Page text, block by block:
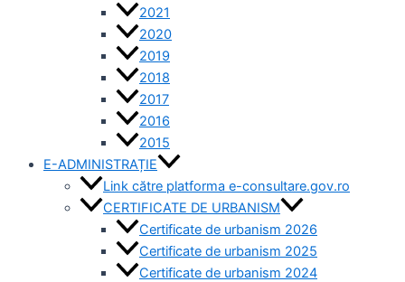
2021
2020
2019
2018
2017
2016
2015
E-ADMINISTRAȚIE
Link către platforma e-consultare.gov.ro
CERTIFICATE DE URBANISM
Certificate de urbanism 2026
Certificate de urbanism 2025
Certificate de urbanism 2024